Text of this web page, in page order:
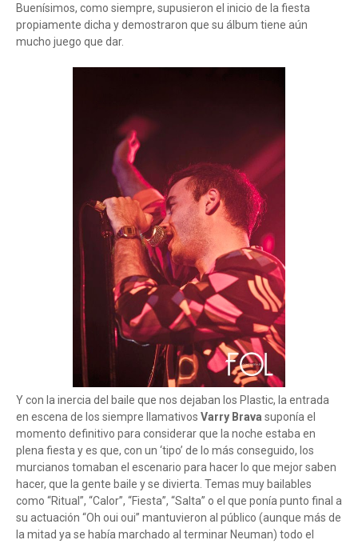
Buenísimos, como siempre, supusieron el inicio de la fiesta
propiamente dicha y demostraron que su álbum tiene aún
mucho juego que dar.
Y con la inercia del baile que nos dejaban los Plastic, la entrada
en escena de los siempre llamativos Varry Brava suponía el
momento definitivo para considerar que la noche estaba en
plena fiesta y es que, con un ‘tipo’ de lo más conseguido, los
murcianos tomaban el escenario para hacer lo que mejor saben
hacer, que la gente baile y se divierta. Temas muy bailables
como “Ritual”, “Calor”, “Fiesta”, “Salta” o el que ponía punto final a
su actuación “Oh oui oui” mantuvieron al público (aunque más de
la mitad ya se había marchado al terminar Neuman) todo el